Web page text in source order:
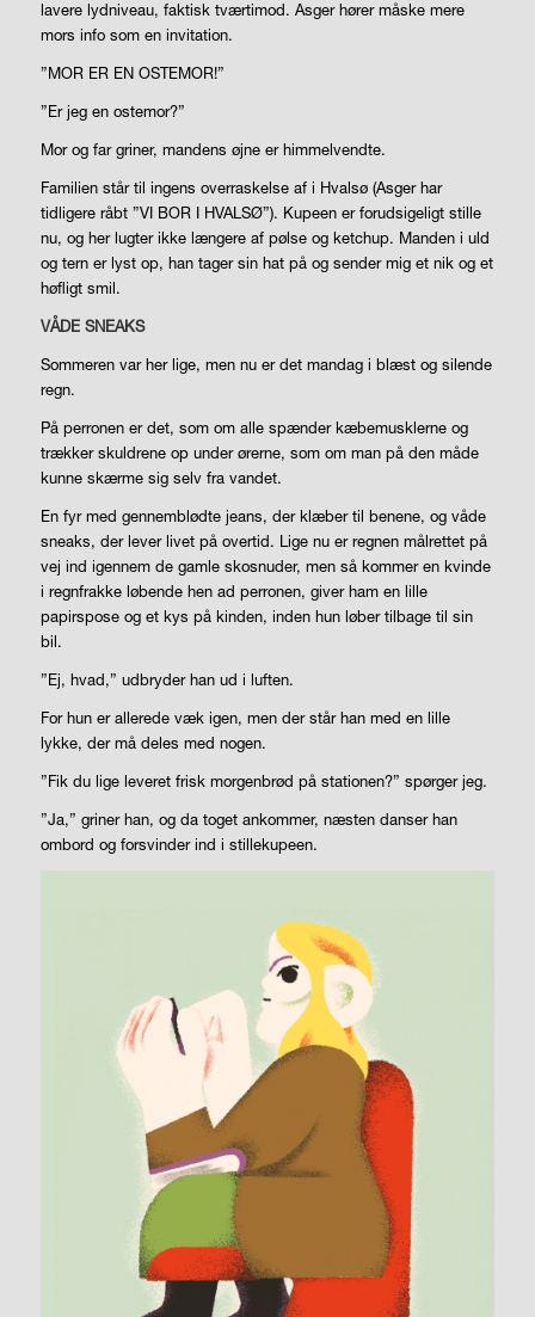
lavere lydniveau, faktisk tværtimod. Asger hører måske mere
mors info som en invitation.
”MOR ER EN OSTEMOR!”
”Er jeg en ostemor?”
Mor og far griner, mandens øjne er himmelvendte.
Familien står til ingens overraskelse af i Hvalsø (Asger har
tidligere råbt ”VI BOR I HVALSØ”). Kupeen er forudsigeligt stille
nu, og her lugter ikke længere af pølse og ketchup. Manden i uld
og tern er lyst op, han tager sin hat på og sender mig et nik og et
høfligt smil.
VÅDE SNEAKS
Sommeren var her lige, men nu er det mandag i blæst og silende
regn.
På perronen er det, som om alle spænder kæbemusklerne og
trækker skuldrene op under ørerne, som om man på den måde
kunne skærme sig selv fra vandet.
En fyr med gennemblødte jeans, der klæber til benene, og våde
sneaks, der lever livet på overtid. Lige nu er regnen målrettet på
vej ind igennem de gamle skosnuder, men så kommer en kvinde
i regnfrakke løbende hen ad perronen, giver ham en lille
papirspose og et kys på kinden, inden hun løber tilbage til sin
bil.
”Ej, hvad,” udbryder han ud i luften.
For hun er allerede væk igen, men der står han med en lille
lykke, der må deles med nogen.
”Fik du lige leveret frisk morgenbrød på stationen?” spørger jeg.
”Ja,” griner han, og da toget ankommer, næsten danser han
ombord og forsvinder ind i stillekupeen.